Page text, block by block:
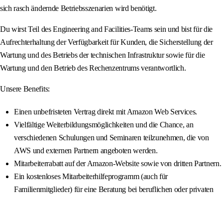
sich rasch ändernde Betriebsszenarien wird benötigt.
Du wirst Teil des Engineering and Facilities-Teams sein und bist für die
Aufrechterhaltung der Verfügbarkeit für Kunden, die Sicherstellung der
Wartung und des Betriebs der technischen Infrastruktur sowie für die
Wartung und den Betrieb des Rechenzentrums verantwortlich.
Unsere Benefits:
Einen unbefristeten Vertrag direkt mit Amazon Web Services.
Vielfältige Weiterbildungsmöglichkeiten und die Chance, an
verschiedenen Schulungen und Seminaren teilzunehmen, die von
AWS und externen Partnern angeboten werden.
Mitarbeiterrabatt auf der Amazon-Website sowie von dritten Partnern.
Ein kostenloses Mitarbeiterhilfeprogramm (auch für
Familienmitglieder) für eine Beratung bei beruflichen oder privaten